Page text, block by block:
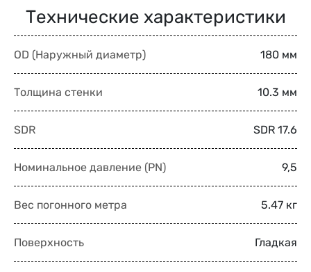
Технические характеристики
OD (Наружный диаметр) 180 мм
Толщина стенки 10.3 мм
SDR SDR 17.6
Номинальное давление (PN) 9,5
Вес погонного метра 5.47 кг
Поверхность Гладкая